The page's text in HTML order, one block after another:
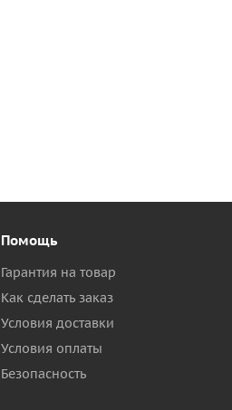
Помощь
Гарантия на товар
Как сделать заказ
Условия доставки
Условия оплаты
Безопасность